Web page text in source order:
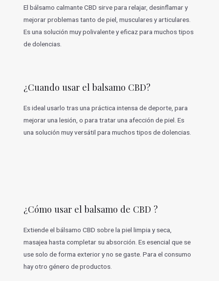
e
s
El bálsamo calmante CBD sirve para relajar, desinflamar y
mejorar problemas tanto de piel, musculares y articulares.
Es una solución muy polivalente y eficaz para muchos tipos
de dolencias.
¿Cuando usar el balsamo CBD?
Es ideal usarlo tras una práctica intensa de deporte, para
mejorar una lesión, o para tratar una afección de piel. Es
una solución muy versátil para muchos tipos de dolencias.
¿Cómo usar el balsamo de CBD ?
Extiende el bálsamo CBD sobre la piel limpia y seca,
masajea hasta completar su absorción. Es esencial que se
use solo de forma exterior y no se gaste. Para el consumo
hay otro género de productos.